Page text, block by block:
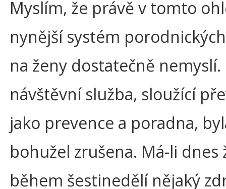
Myslím, že právě v tomto
nynější systém
na ženy dostatečně nemyslí.
návštěvní služba, sloužící
jako prevence a poradna,
bohužel zrušena. Má-li dnes
během šestinedělí nějaký